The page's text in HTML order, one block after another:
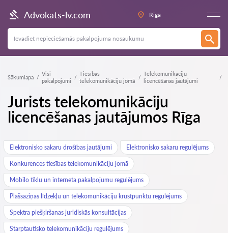
Advokats-lv.com Rīga
Sākumlapa
Visi
pakalpojumi
Tiesības
telekomunikāciju jomā
Telekomunikāciju
licencēšanas jautājumi
Jurists telekomunikāciju
licencēšanas jautājumos Rīga
Elektronisko sakaru drošības jautājumi Elektronisko sakaru regulējums
Konkurences tiesības telekomunikāciju jomā
Mobilo tīklu un interneta pakalpojumu regulējums
Plašsaziņas līdzekļu un telekomunikāciju krustpunktu regulējums
Spektra piešķiršanas juridiskās konsultācijas
Starptautisko telekomunikāciju regulējums